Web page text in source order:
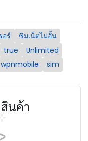
อร์
ซิมเน็ตไม่อั้น
true
Unlimited
wpnmobile
sim
นค้า